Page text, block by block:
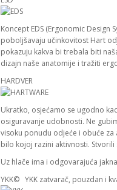
Koncept EDS (Ergonomic
poboljšavaju učinkovitost Hart
pokazuju kakva bi trebala biti
dizajn naše anatomije i tražiti
HARDVER
Ukratko, osjećamo se ugodno
osiguravanje udobnosti. Ne
visoku ponudu odjeće i obuće
bilo kojoj razini aktivnosti.
Uz hlače ima i odgovarajuća
YKK© YKK zatvarač, pouzdan i